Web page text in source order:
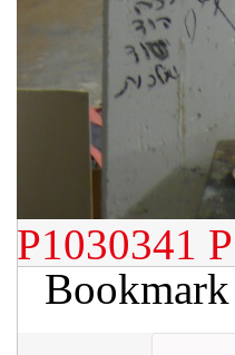
P1030341